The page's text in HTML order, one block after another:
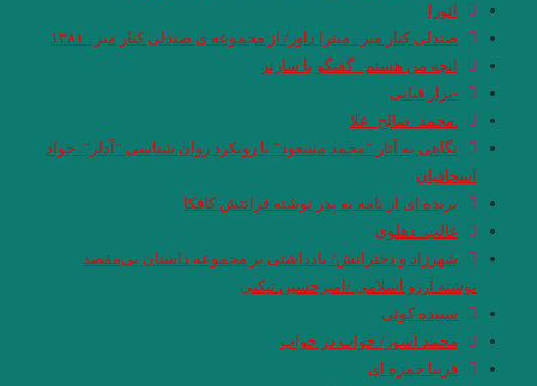
ائورا
صندلی کنار میز . میترا داور/ از مجموعه ی صندلی کنار میز . ۱۳۸۱
انچه من هستم . گفتگو با سارتر
-نزار قبانی
.محمد_صالح_علا
نگاهی به آثار “محمد مسعود” با رویکرد روان شناسی “آدلر”. جواد
اسحاقیان
بریده ای از نامه به پدر نوشته فرانتش کافکا
غالب_دهلوی
شهرزاد و دخترانش/ یادداشتی بر مجموعه داستان بی‌مقصد
نوشته آرزو اسلامی /امیرحسین تیکنی
سپیده کوتی
محمد آشور/ خواب در خواب
فریبا حمزه ای